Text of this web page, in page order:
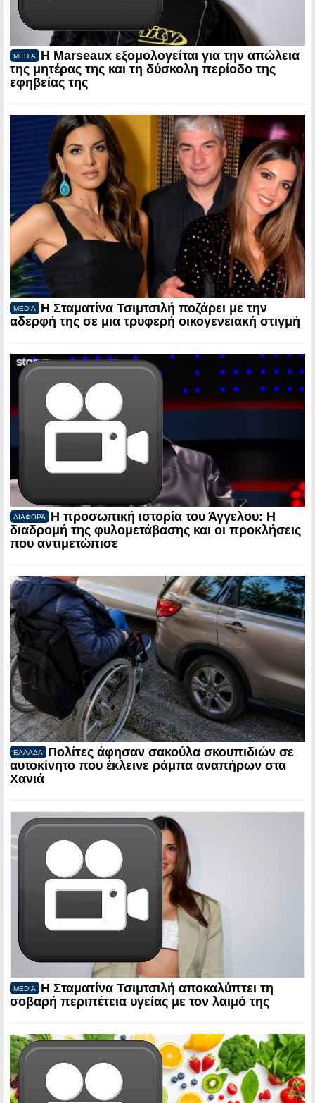
MEDIA
Η Marseaux εξομολογείται για την απώλεια
της μητέρας της και τη δύσκολη περίοδο της
εφηβείας της
MEDIA
Η Σταματίνα Τσιμτσιλή ποζάρει με την
αδερφή της σε μια τρυφερή οικογενειακή στιγμή
ΔΙΑΦΟΡΑ
Η προσωπική ιστορία του Άγγελου: Η
διαδρομή της φυλομετάβασης και οι προκλήσεις
που αντιμετώπισε
ΕΛΛΑΔΑ
Πολίτες άφησαν σακούλα σκουπιδιών σε
αυτοκίνητο που έκλεινε ράμπα αναπήρων στα
Χανιά
MEDIA
Η Σταματίνα Τσιμτσιλή αποκαλύπτει τη
σοβαρή περιπέτεια υγείας με τον λαιμό της